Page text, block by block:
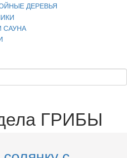
ДЕРЕВЬЯ
САУНА
ГРИБЫ